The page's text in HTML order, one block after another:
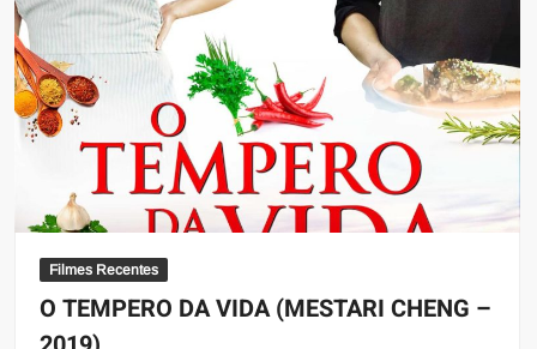
Filmes Recentes
O TEMPERO DA VIDA (MESTARI CHENG –